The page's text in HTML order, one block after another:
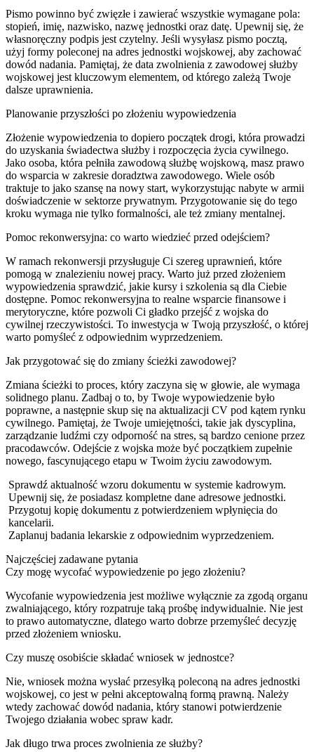
Pismo powinno być zwięzłe i zawierać wszystkie wymagane pola:
stopień, imię, nazwisko, nazwę jednostki oraz datę. Upewnij się, że
własnoręczny podpis jest czytelny. Jeśli wysyłasz pismo pocztą,
użyj formy poleconej na adres jednostki wojskowej, aby zachować
dowód nadania. Pamiętaj, że data zwolnienia z zawodowej służby
wojskowej jest kluczowym elementem, od którego zależą Twoje
dalsze uprawnienia.
Planowanie przyszłości po złożeniu wypowiedzenia
Złożenie wypowiedzenia to dopiero początek drogi, która prowadzi
do uzyskania świadectwa służby i rozpoczęcia życia cywilnego.
Jako osoba, która pełniła zawodową służbę wojskową, masz prawo
do wsparcia w zakresie doradztwa zawodowego. Wiele osób
traktuje to jako szansę na nowy start, wykorzystując nabyte w armii
doświadczenie w sektorze prywatnym. Przygotowanie się do tego
kroku wymaga nie tylko formalności, ale też zmiany mentalnej.
Pomoc rekonwersyjna: co warto wiedzieć przed odejściem?
W ramach rekonwersji przysługuje Ci szereg uprawnień, które
pomogą w znalezieniu nowej pracy. Warto już przed złożeniem
wypowiedzenia sprawdzić, jakie kursy i szkolenia są dla Ciebie
dostępne. Pomoc rekonwersyjna to realne wsparcie finansowe i
merytoryczne, które pozwoli Ci gładko przejść z wojska do
cywilnej rzeczywistości. To inwestycja w Twoją przyszłość, o której
warto pomyśleć z odpowiednim wyprzedzeniem.
Jak przygotować się do zmiany ścieżki zawodowej?
Zmiana ścieżki to proces, który zaczyna się w głowie, ale wymaga
solidnego planu. Zadbaj o to, by Twoje wypowiedzenie było
poprawne, a następnie skup się na aktualizacji CV pod kątem rynku
cywilnego. Pamiętaj, że Twoje umiejętności, takie jak dyscyplina,
zarządzanie ludźmi czy odporność na stres, są bardzo cenione przez
pracodawców. Odejście z wojska może być początkiem zupełnie
nowego, fascynującego etapu w Twoim życiu zawodowym.
Sprawdź aktualność wzoru dokumentu w systemie kadrowym.
Upewnij się, że posiadasz kompletne dane adresowe jednostki.
Przygotuj kopię dokumentu z potwierdzeniem wpłynięcia do
kancelarii.
Zaplanuj badania lekarskie z odpowiednim wyprzedzeniem.
Najczęściej zadawane pytania
Czy mogę wycofać wypowiedzenie po jego złożeniu?
Wycofanie wypowiedzenia jest możliwe wyłącznie za zgodą organu
zwalniającego, który rozpatruje taką prośbę indywidualnie. Nie jest
to prawo automatyczne, dlatego warto dobrze przemyśleć decyzję
przed złożeniem wniosku.
Czy muszę osobiście składać wniosek w jednostce?
Nie, wniosek można wysłać przesyłką poleconą na adres jednostki
wojskowej, co jest w pełni akceptowalną formą prawną. Należy
wtedy zachować dowód nadania, który stanowi potwierdzenie
Twojego działania wobec spraw kadr.
Jak długo trwa proces zwolnienia ze służby?